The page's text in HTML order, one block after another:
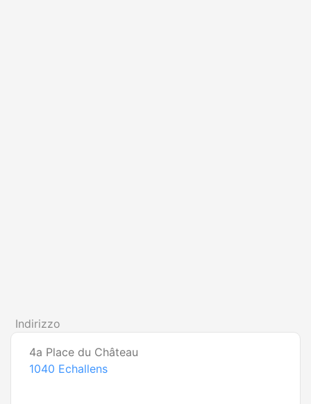
Indirizzo
4a Place du Château
1040 Echallens